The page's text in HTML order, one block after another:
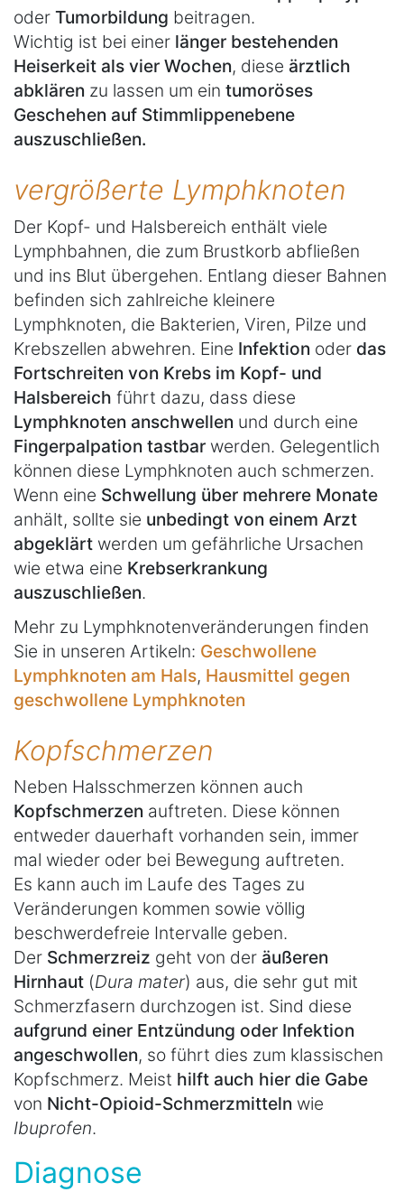
oder Tumorbildung beitragen.
Wichtig ist bei einer länger bestehenden
Heiserkeit als vier Wochen, diese ärztlich
abklären zu lassen um ein tumoröses
Geschehen auf Stimmlippenebene
auszuschließen.
vergrößerte Lymphknoten
Der Kopf- und Halsbereich enthält viele
Lymphbahnen, die zum Brustkorb abfließen
und ins Blut übergehen. Entlang dieser Bahnen
befinden sich zahlreiche kleinere
Lymphknoten, die Bakterien, Viren, Pilze und
Krebszellen abwehren. Eine Infektion oder das
Fortschreiten von Krebs im Kopf- und
Halsbereich führt dazu, dass diese
Lymphknoten anschwellen und durch eine
Fingerpalpation tastbar werden. Gelegentlich
können diese Lymphknoten auch schmerzen.
Wenn eine Schwellung über mehrere Monate
anhält, sollte sie unbedingt von einem Arzt
abgeklärt werden um gefährliche Ursachen
wie etwa eine Krebserkrankung
auszuschließen.
Mehr zu Lymphknotenveränderungen finden
Sie in unseren Artikeln: Geschwollene
Lymphknoten am Hals, Hausmittel gegen
geschwollene Lymphknoten
Kopfschmerzen
Neben Halsschmerzen können auch
Kopfschmerzen auftreten. Diese können
entweder dauerhaft vorhanden sein, immer
mal wieder oder bei Bewegung auftreten.
Es kann auch im Laufe des Tages zu
Veränderungen kommen sowie völlig
beschwerdefreie Intervalle geben.
Der Schmerzreiz geht von der äußeren
Hirnhaut (Dura mater) aus, die sehr gut mit
Schmerzfasern durchzogen ist. Sind diese
aufgrund einer Entzündung oder Infektion
angeschwollen, so führt dies zum klassischen
Kopfschmerz. Meist hilft auch hier die Gabe
von Nicht-Opioid-Schmerzmitteln wie
Ibuprofen.
Diagnose